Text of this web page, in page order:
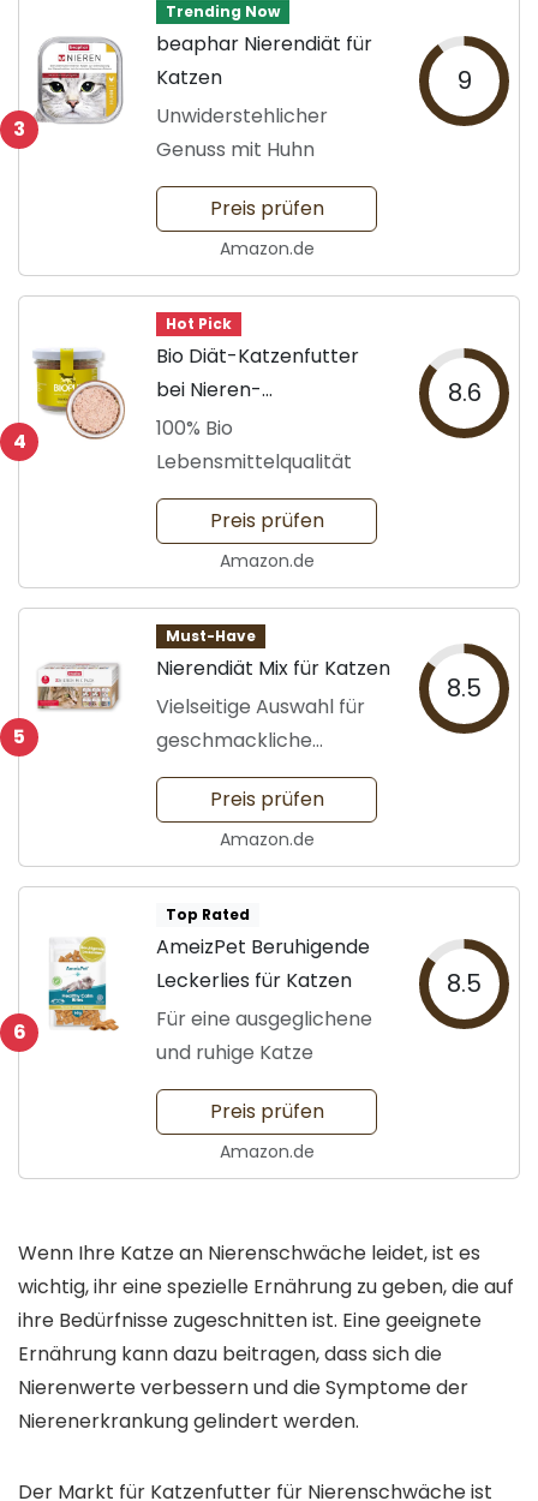
3
Trending Now
beaphar Nierendiät für
Katzen
Unwiderstehlicher
Genuss mit Huhn
9
Preis prüfen
Amazon.de
4
Hot Pick
Bio Diät-Katzenfutter
bei Nieren-
Erkrankungen
100% Bio
Lebensmittelqualität
8.6
Preis prüfen
Amazon.de
5
Must-Have
Nierendiät Mix für Katzen
Vielseitige Auswahl für
geschmackliche
Abwechslung
8.5
Preis prüfen
Amazon.de
6
Top Rated
AmeizPet Beruhigende
Leckerlies für Katzen
Für eine ausgeglichene
und ruhige Katze
8.5
Preis prüfen
Amazon.de
Wenn Ihre Katze an Nierenschwäche leidet, ist es
wichtig, ihr eine spezielle Ernährung zu geben, die auf
ihre Bedürfnisse zugeschnitten ist. Eine geeignete
Ernährung kann dazu beitragen, dass sich die
Nierenwerte verbessern und die Symptome der
Nierenerkrankung gelindert werden.
Der Markt für Katzenfutter für Nierenschwäche ist